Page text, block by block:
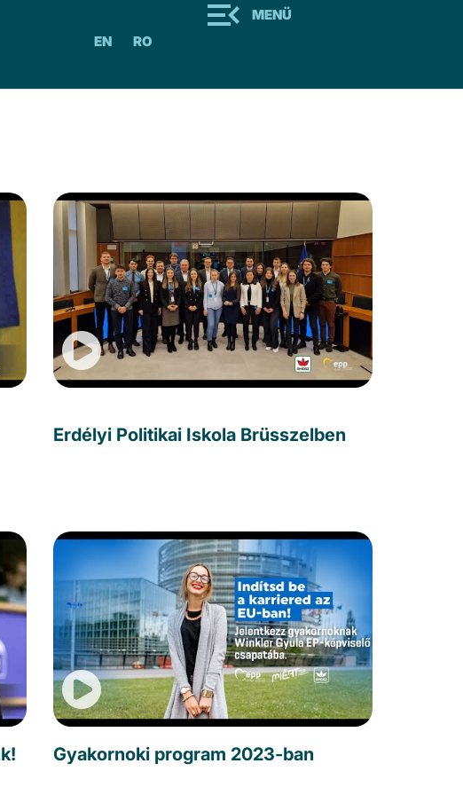
EN RO
MENÜ
Erdélyi Politikai Iskola Brüsszelben
Gyakornoki program 2023-ban